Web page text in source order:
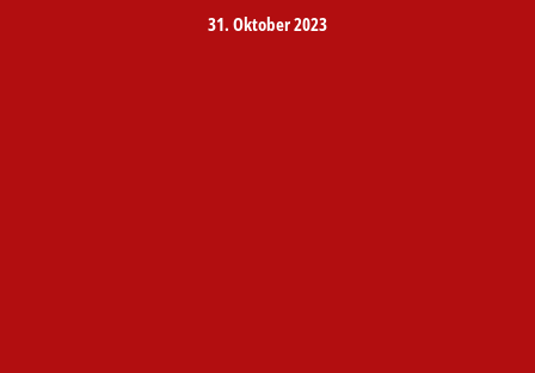
31. Oktober 2023